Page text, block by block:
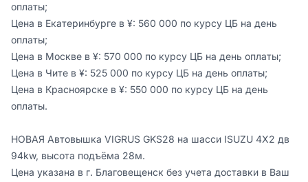
оплаты;
Цена в Екатеринбурге в ¥: 560 000 по курсу ЦБ на день
оплаты;
Цена в Москве в ¥: 570 000 по курсу ЦБ на день оплаты;
Цена в Чите в ¥: 525 000 по курсу ЦБ на день оплаты;
Цена в Красноярске в ¥: 550 000 по курсу ЦБ на день
оплаты.
НОВАЯ Автовышка VIGRUS GKS28 на шасси ISUZU 4Х2 дв
94kw, высота подъёма 28м.
Цена указaнa в г. Благовещенск без учeтa дocтaвки в Вaш